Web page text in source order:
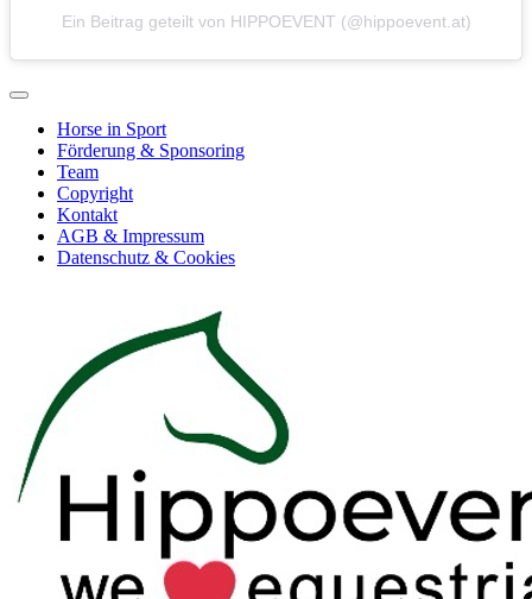
Ein Beitrag geteilt von HIPPOEVENT (@hippoevent.at)
Horse in Sport
Förderung & Sponsoring
Team
Copyright
Kontakt
AGB & Impressum
Datenschutz & Cookies